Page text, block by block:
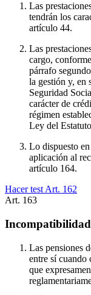
Las
tendrán los
artículo 44.
Las
cargo,
párrafo
la gestión y, en
Seguridad
carácter de
régimen
Ley del
Lo dispuesto
aplicación al
artículo 164.
Hacer test Art. 162
Art. 163
Incompatibilidad
Las pensiones
entre sí cuando
que